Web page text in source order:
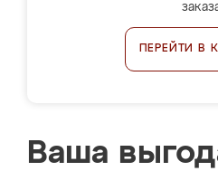
ПЕРЕЙТИ В
Ваша